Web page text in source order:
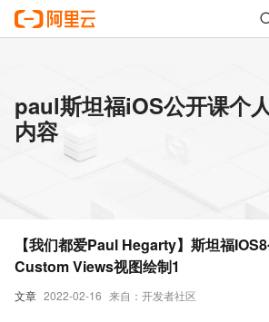
paul斯坦福iOS公开课个
内容
文章 2022-02-16 来自：开发者社区
【我们都爱Paul Hegarty】斯坦福
Custom Views视图绘制1